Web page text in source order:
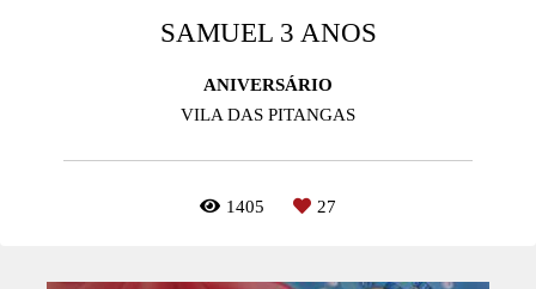
SAMUEL 3 ANOS
ANIVERSÁRIO
VILA DAS PITANGAS
1405 27